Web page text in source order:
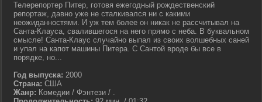
Телерепортер Питер, готовя ежегодный рождественский
репортаж, давно уже не сталкивался ни с какими
неожиданностями. И уж тем более он никак не рассчитывал на
Санта-Клауса, свалившегося на него прямо с неба. В буквальном
смысле! Санта-Клаус случайно выпал из своих волшебных саней
и упал на капот машины Питера. С Сантой вроде бы все в
порядке, но...
Год выпуска: 2000
Страна: США
Жанр: Комедии / Фэнтези / .